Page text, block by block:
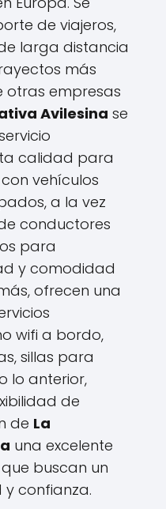
de viajeros,
larga distancia
más
otras empresas
Avilesina se
calidad para
vehículos
a la vez
conductores
para
y comodidad
ofrecen una
wifi a bordo,
sillas para
lo anterior,
de
de La
una excelente
buscan un
confianza.